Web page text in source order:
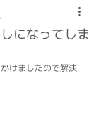
になってしま
けましたので解決